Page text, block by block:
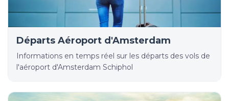
Départs Aéroport d'Amsterdam
Informations en temps réel sur les départs des vols de
l'aéroport d'Amsterdam Schiphol